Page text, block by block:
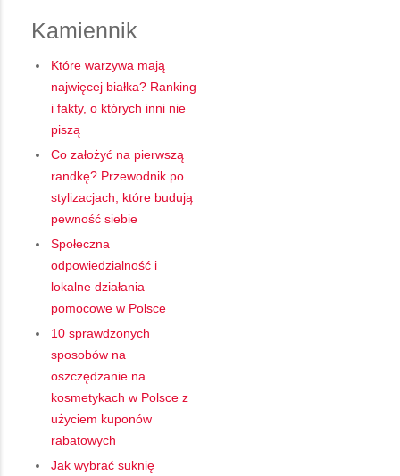
Kamiennik
Które warzywa mają
najwięcej białka? Ranking
i fakty, o których inni nie
piszą
Co założyć na pierwszą
randkę? Przewodnik po
stylizacjach, które budują
pewność siebie
Społeczna
odpowiedzialność i
lokalne działania
pomocowe w Polsce
10 sprawdzonych
sposobów na
oszczędzanie na
kosmetykach w Polsce z
użyciem kuponów
rabatowych
Jak wybrać suknię